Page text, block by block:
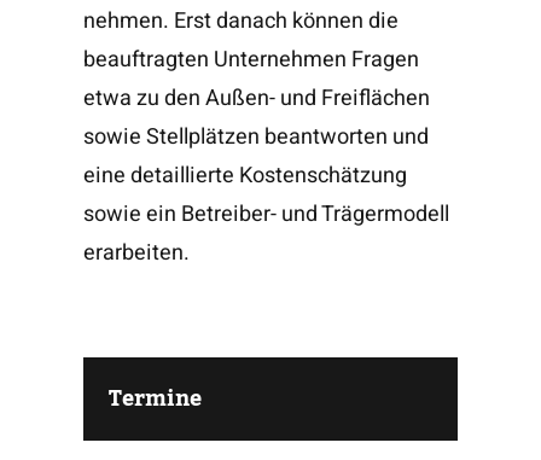
nehmen. Erst danach können die
beauftragten Unternehmen Fragen
etwa zu den Außen- und Freiflächen
sowie Stellplätzen beantworten und
eine detaillierte Kostenschätzung
sowie ein Betreiber- und Trägermodell
erarbeiten.
Termine